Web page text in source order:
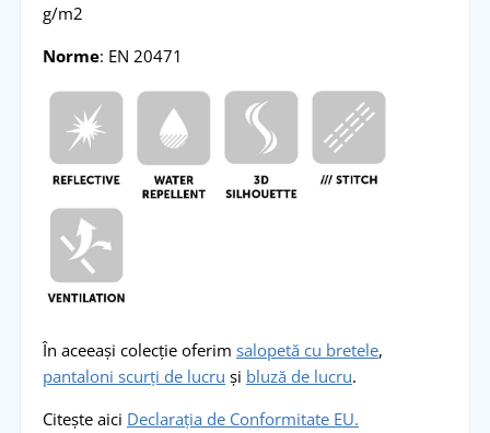
g/m2
Norme: EN 20471
În aceeași colecție oferim salopetă cu bretele,
pantaloni scurți de lucru și bluză de lucru.
Citește aici Declarația de Conformitate EU.